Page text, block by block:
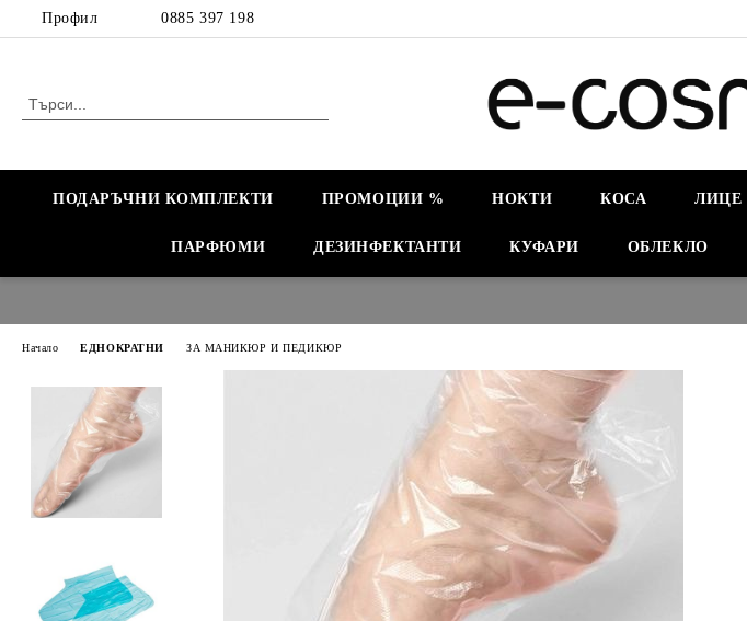
Профил 0885 397 198
ПОДАРЪЧНИ КОМПЛЕКТИ ПРОМОЦИИ % НОКТИ КОСА ЛИЦЕ
ПАРФЮМИ ДЕЗИНФЕКТАНТИ КУФАРИ ОБЛЕКЛО
Начало ЕДНОКРАТНИ ЗА МАНИКЮР И ПЕДИКЮР